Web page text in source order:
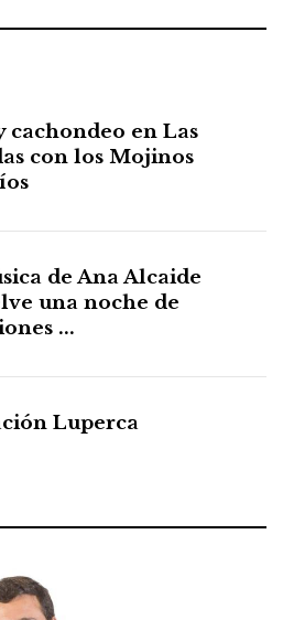
cachondeo en Las
con los Mojinos
de Ana Alcaide
una noche de
...
Luperca